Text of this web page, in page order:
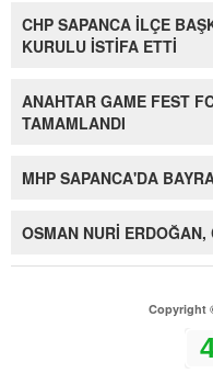
CHP SAPANCA İLÇE
KURULU İSTİFA ETTİ
ANAHTAR GAME FEST
TAMAMLANDI
MHP SAPANCA'DA
OSMAN NURİ
Copyright